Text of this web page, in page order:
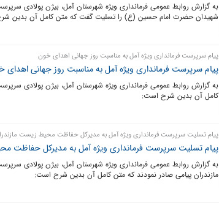
به گزارش روابط عمومی فرمانداری ویژه شهرستان آمل، بیژن پولادی
شهیدان حضرت امام حسین (ع) را تسلیت گفت که متن کامل آن بدین
پیام سرپرست فرمانداری ویژه آمل به مناسبت روز جهانی اهدای خون
پیام سرپرست فرمانداری ویژه آمل به مناسبت روز جهانی اهدای
به گزارش روابط عمومی فرمانداری ویژه شهرستان آمل، بیژن پولادی
کامل آن بدین شرح است:
پیام تسلیت سرپرست فرمانداری ویژه آمل به مدیرکل حفاظت محیط زیست
پیام تسلیت سرپرست فرمانداری ویژه آمل به مدیرکل حفاظت
به گزارش روابط عمومی فرمانداری ویژه شهرستان آمل، بیژن پولادی
مازندران پیامی صادر نمودند که متن کامل آن بدین شرح است: